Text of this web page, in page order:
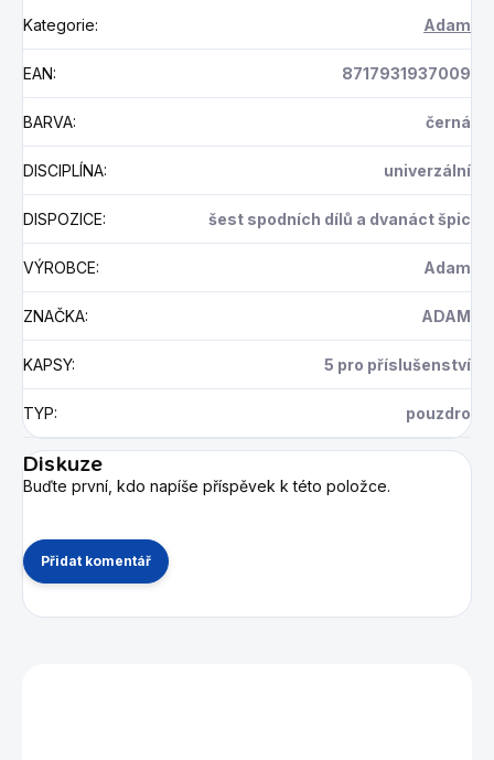
Kategorie: Adam
EAN: 8717931937009
BARVA: černá
DISCIPLÍNA: univerzální
DISPOZICE: šest spodních dílů a dvanáct špic
VÝROBCE: Adam
ZNAČKA: ADAM
KAPSY: 5 pro příslušenství
TYP: pouzdro
Diskuze
Buďte první, kdo napíše příspěvek k této položce.
Přidat komentář